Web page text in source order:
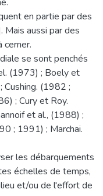
en partie par des
aussi par des
cerner.
se sont penchés
(1973) ; Boely et
(1982 ;
; Cury et Roy.
et al., (1988) ;
; 1991) ; Marchai.
les débarquements
échelles de temps,
et/ou de l'effort de